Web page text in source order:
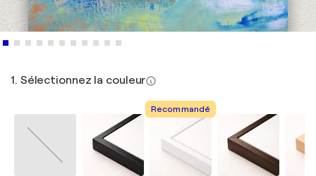
1. Sélectionnez la couleur
Recommandé